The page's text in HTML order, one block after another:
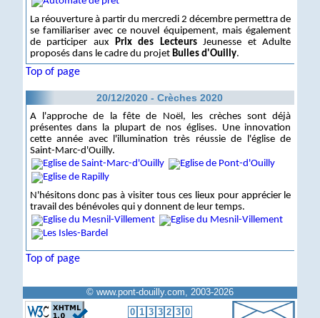
La réouverture à partir du mercredi 2 décembre permettra de
se familiariser avec ce nouvel équipement, mais également
de participer aux Prix des LecteursJeunesse et Adulte
proposés dans le cadre du projet Bulles d'Ouilly.
Top of page
20/12/2020 - Crèches 2020
A l'approche de la fête de Noël, les crèches sont déjà
présentes dans la plupart de nos églises. Une innovation
cette année avec l'illumination très réussie de l'église de
Saint-Marc-d'Ouilly.
N'hésitons donc pas à visiter tous ces lieux pour apprécier le
travail des bénévoles qui y donnent de leur temps.
Top of page
© www.pont-douilly.com, 2003-2026
0 1 3 3 2 3 0